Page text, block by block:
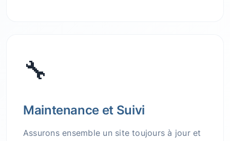
🔧
Maintenance et Suivi
Assurons ensemble un site toujours à jour et